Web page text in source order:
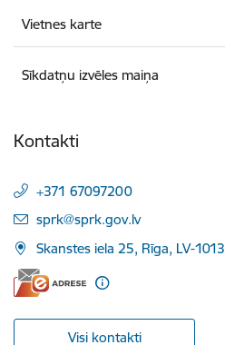
Vietnes karte
Sīkdatņu izvēles maiņa
Kontakti
+371 67097200
E-pasts:
sprk@sprk.gov.lv
Skanstes iela 25, Rīga, LV-1013
Visi kontakti